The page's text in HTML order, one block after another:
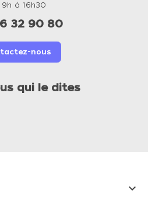
9h à 16h30
32 90 80
nous
qui le dites
